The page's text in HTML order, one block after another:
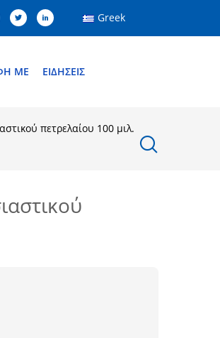
Greek
ΜΕ ΕΙΔΉΣΕΙΣ
πετρελαίου 100 μιλ.